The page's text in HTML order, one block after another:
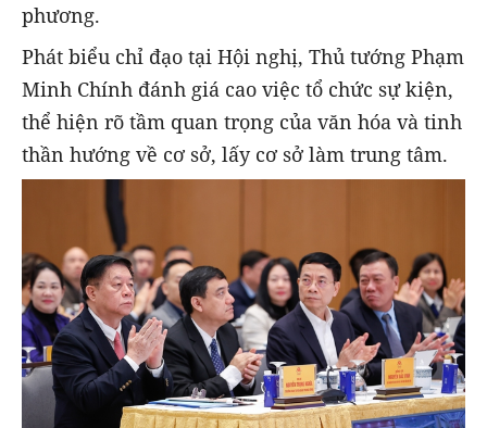
phương.
Phát biểu chỉ đạo tại Hội nghị, Thủ tướng Phạm
Minh Chính đánh giá cao việc tổ chức sự kiện,
thể hiện rõ tầm quan trọng của văn hóa và tinh
thần hướng về cơ sở, lấy cơ sở làm trung tâm.